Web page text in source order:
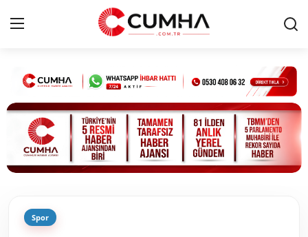
Kurumsal
Cumhurbaşkanlığı
Bakanlıklar
Siyasi Partiler
Spor